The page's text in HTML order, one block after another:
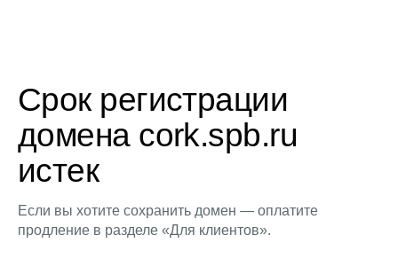
Срок регистрации
домена cork.spb.ru
истек
Если вы хотите сохранить домен — оплатите
продление в разделе «Для клиентов».